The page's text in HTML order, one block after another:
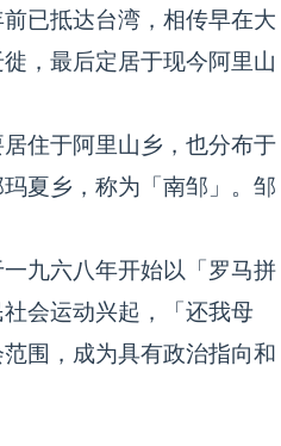
已抵达台湾，相传早在大
，最后定居于现今阿里山
住于阿里山乡，也分布于
夏乡，称为「南邹」。邹
九六八年开始以「罗马拼
会运动兴起，「还我母
围，成为具有政治指向和